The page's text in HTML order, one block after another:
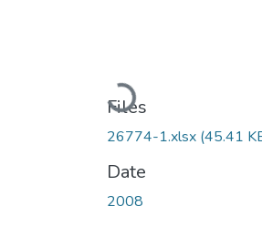
Loading...
Files
26774-1.xlsx (45.41
Date
2008